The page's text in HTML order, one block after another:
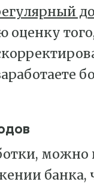
оценку
можно